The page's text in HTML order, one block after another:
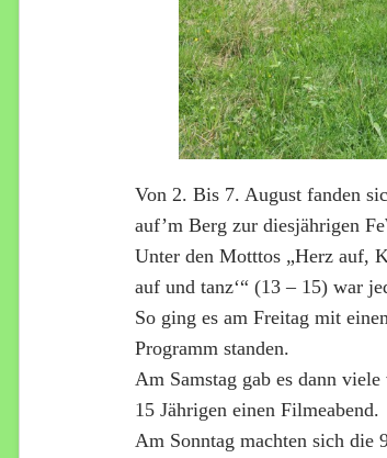
Von 2. Bis 7. August fanden
auf’m Berg zur diesjährigen
Unter den Motttos „Herz auf,
auf und tanz‘“ (13 – 15) war
So ging es am Freitag mit
Programm standen.
Am Samstag gab es dann
15 Jährigen einen Filmeabend.
Am Sonntag machten sich die